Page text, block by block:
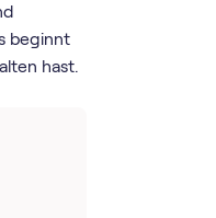
beginnt
hast.